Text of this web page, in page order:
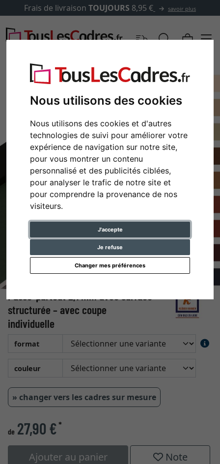
Nous utilisons des cookies
Nous utilisons des cookies et d'autres
technologies de suivi pour améliorer votre
expérience de navigation sur notre site,
pour vous montrer un contenu
personnalisé et des publicités ciblées,
pour analyser le trafic de notre site et
pour comprendre la provenance de nos
visiteurs.
J'accepte
Je refuse
Changer mes préférences
Frais de livraison TOUJOURS 8,95 € savoir plus
Passe-partout 2,1 mm avec surface
structurée – avec coupe
individuelle
format
couleur
» changer vers les cadres sur mesure
de 27,90 €*
Ajouter au panier Note